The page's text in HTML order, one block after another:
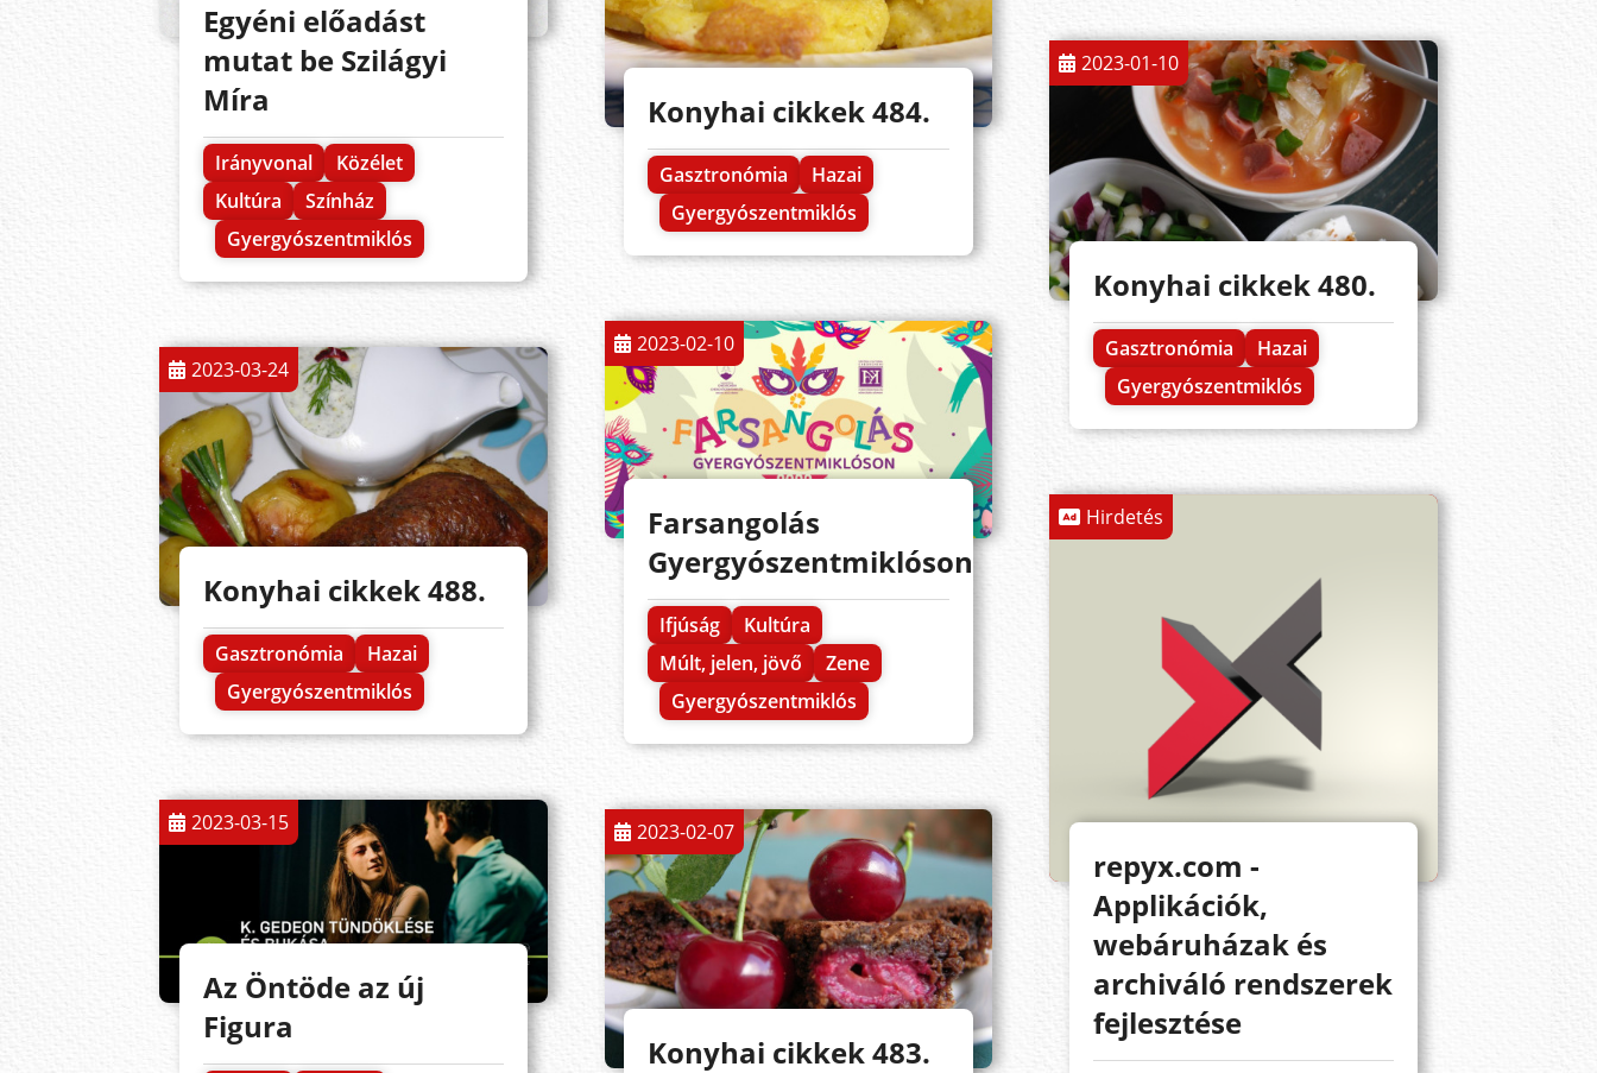
Egyéni előadást
mutat be Szilágyi
Míra
Irányvonal
Közélet
Kultúra
Színház
Gyergyószentmiklós
2023-03-24
Konyhai cikkek 488.
Gasztronómia
Hazai
Gyergyószentmiklós
2023-03-15
Az Öntöde az új
Figura
Konyhai cikkek 484.
Gasztronómia
Hazai
Gyergyószentmiklós
2023-02-10
Farsangolás
Gyergyószentmiklóson
Ifjúság
Kultúra
Múlt, jelen, jövő
Zene
Gyergyószentmiklós
2023-02-07
Konyhai cikkek 483.
2023-01-10
Konyhai cikkek 480.
Gasztronómia
Hazai
Gyergyószentmiklós
Hirdetés
repyx.com -
Applikációk,
webáruházak és
archiváló rendszerek
fejlesztése